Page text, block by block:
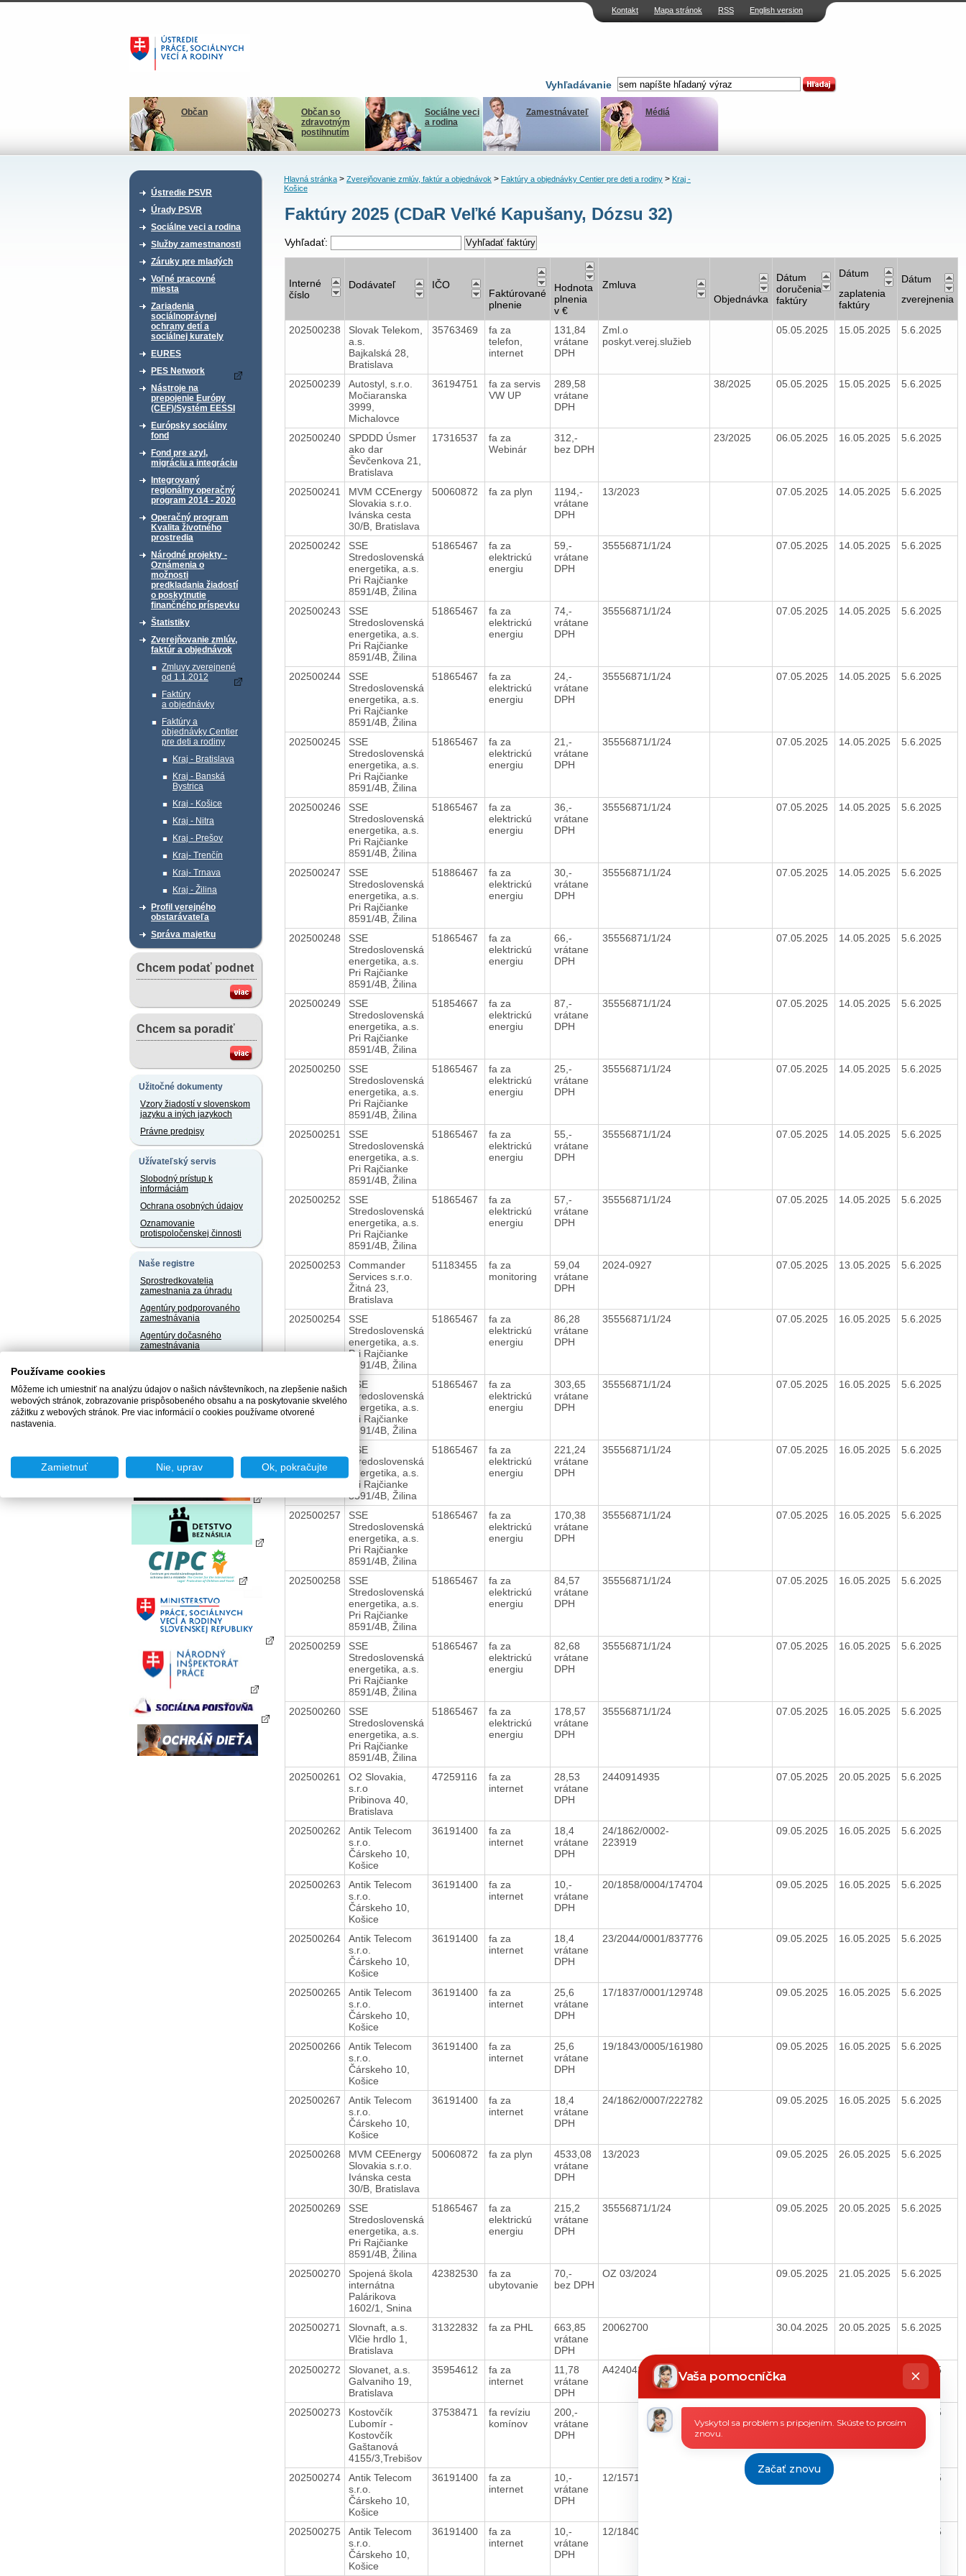
Kontakt Mapa stránok RSS English version
Vyhľadávanie
Občan
Občan so
zdravotným
postihnutím
Sociálne veci
a rodina
Zamestnávateľ Médiá
Ústredie PSVR
Úrady PSVR
Sociálne veci a rodina
Služby zamestnanosti
Záruky pre mladých
Voľné pracovné
miesta
Zariadenia
sociálnoprávnej
ochrany detí a
sociálnej kurately
EURES
PES Network
Nástroje na
prepojenie Európy
(CEF)/Systém EESSI
Európsky sociálny
fond
Fond pre azyl,
migráciu a integráciu
Integrovaný
regionálny operačný
program 2014 - 2020
Operačný program
Kvalita životného
prostredia
Národné projekty -
Oznámenia o
možnosti
predkladania žiadostí
o poskytnutie
finančného príspevku
Štatistiky
Zverejňovanie zmlúv,
faktúr a objednávok
Zmluvy zverejnené
od 1.1.2012
Faktúry
a objednávky
Faktúry a
objednávky Centier
pre deti a rodiny
Kraj - Bratislava
Kraj - Banská
Bystrica
Kraj - Košice
Kraj - Nitra
Kraj - Prešov
Kraj- Trenčín
Kraj- Trnava
Kraj - Žilina
Profil verejného
obstarávateľa
Správa majetku
Chcem podať podnet
Chcem sa poradiť
Užitočné dokumenty
Vzory žiadostí v slovenskom
jazyku a iných jazykoch
Právne predpisy
Užívateľský servis
Slobodný prístup k
informáciám
Ochrana osobných údajov
Oznamovanie
protispoločenskej činnosti
Naše registre
Sprostredkovatelia
zamestnania za úhradu
Agentúry podporovaného
zamestnávania
Agentúry dočasného
zamestnávania
chránené pracoviská
Hlavná stránka> Zverejňovanie zmlúv, faktúr a objednávok> Faktúry a objednávky Centier pre deti a rodiny> Kraj -
Košice
Faktúry 2025 (CDaR Veľké Kapušany, Dózsu 32)
Vyhľadať:
Interné
číslo
Dodávateľ IČO
Faktúrované
plnenie
Hodnota
plnenia
v €
Zmluva
Objednávka
Dátum
doručenia
faktúry
Dátum
zaplatenia
faktúry
Dátum
zverejnenia
202500238
Slovak Telekom,
a.s.
Bajkalská 28,
Bratislava
35763469
fa za
telefon,
internet
131,84
vrátane
DPH
Zml.o
poskyt.verej.služieb
05.05.2025 15.05.2025 5.6.2025
202500239
Autostyl, s.r.o.
Močiaranska
3999,
Michalovce
36194751
fa za servis
VW UP
289,58
vrátane
DPH
38/2025 05.05.2025 15.05.2025 5.6.2025
202500240
SPDDD Úsmer
ako dar
Ševčenkova 21,
Bratislava
17316537
fa za
Webinár
312,-
bez DPH
23/2025 06.05.2025 16.05.2025 5.6.2025
202500241
MVM CCEnergy
Slovakia s.r.o.
Ivánska cesta
30/B, Bratislava
50060872 fa za plyn
1194,-
vrátane
DPH
13/2023 07.05.2025 14.05.2025 5.6.2025
202500242
SSE
Stredoslovenská
energetika, a.s.
Pri Rajčianke
8591/4B, Žilina
51865467
fa za
elektrickú
energiu
59,-
vrátane
DPH
35556871/1/24 07.05.2025 14.05.2025 5.6.2025
202500243
SSE
Stredoslovenská
energetika, a.s.
Pri Rajčianke
8591/4B, Žilina
51865467
fa za
elektrickú
energiu
74,-
vrátane
DPH
35556871/1/24 07.05.2025 14.05.2025 5.6.2025
202500244
SSE
Stredoslovenská
energetika, a.s.
Pri Rajčianke
8591/4B, Žilina
51865467
fa za
elektrickú
energiu
24,-
vrátane
DPH
35556871/1/24 07.05.2025 14.05.2025 5.6.2025
202500245
SSE
Stredoslovenská
energetika, a.s.
Pri Rajčianke
8591/4B, Žilina
51865467
fa za
elektrickú
energiu
21,-
vrátane
DPH
35556871/1/24 07.05.2025 14.05.2025 5.6.2025
202500246
SSE
Stredoslovenská
energetika, a.s.
Pri Rajčianke
8591/4B, Žilina
51865467
fa za
elektrickú
energiu
36,-
vrátane
DPH
35556871/1/24 07.05.2025 14.05.2025 5.6.2025
202500247
SSE
Stredoslovenská
energetika, a.s.
Pri Rajčianke
8591/4B, Žilina
51886467
fa za
elektrickú
energiu
30,-
vrátane
DPH
35556871/1/24 07.05.2025 14.05.2025 5.6.2025
202500248
SSE
Stredoslovenská
energetika, a.s.
Pri Rajčianke
8591/4B, Žilina
51865467
fa za
elektrickú
energiu
66,-
vrátane
DPH
35556871/1/24 07.05.2025 14.05.2025 5.6.2025
202500249
SSE
Stredoslovenská
energetika, a.s.
Pri Rajčianke
8591/4B, Žilina
51854667
fa za
elektrickú
energiu
87,-
vrátane
DPH
35556871/1/24 07.05.2025 14.05.2025 5.6.2025
202500250
SSE
Stredoslovenská
energetika, a.s.
Pri Rajčianke
8591/4B, Žilina
51865467
fa za
elektrickú
energiu
25,-
vrátane
DPH
35556871/1/24 07.05.2025 14.05.2025 5.6.2025
202500251
SSE
Stredoslovenská
energetika, a.s.
Pri Rajčianke
8591/4B, Žilina
51865467
fa za
elektrickú
energiu
55,-
vrátane
DPH
35556871/1/24 07.05.2025 14.05.2025 5.6.2025
202500252
SSE
Stredoslovenská
energetika, a.s.
Pri Rajčianke
8591/4B, Žilina
51865467
fa za
elektrickú
energiu
57,-
vrátane
DPH
35556871/1/24 07.05.2025 14.05.2025 5.6.2025
202500253
Commander
Services s.r.o.
Žitná 23,
Bratislava
51183455
fa za
monitoring
59,04
vrátane
DPH
2024-0927 07.05.2025 13.05.2025 5.6.2025
202500254
SSE
Stredoslovenská
energetika, a.s.
Pri Rajčianke
8591/4B, Žilina
51865467
fa za
elektrickú
energiu
86,28
vrátane
DPH
35556871/1/24 07.05.2025 16.05.2025 5.6.2025
202500255
SSE
Stredoslovenská
energetika, a.s.
Pri Rajčianke
8591/4B, Žilina
51865467
fa za
elektrickú
energiu
303,65
vrátane
DPH
35556871/1/24 07.05.2025 16.05.2025 5.6.2025
SSE
Stredoslovenská
energetika, a.s.
Pri Rajčianke
8591/4B, Žilina
51865467
fa za
elektrickú
energiu
221,24
vrátane
DPH
35556871/1/24 07.05.2025 16.05.2025 5.6.2025
202500257
SSE
Stredoslovenská
energetika, a.s.
Pri Rajčianke
8591/4B, Žilina
51865467
fa za
elektrickú
energiu
170,38
vrátane
DPH
35556871/1/24 07.05.2025 16.05.2025 5.6.2025
202500258
SSE
Stredoslovenská
energetika, a.s.
Pri Rajčianke
8591/4B, Žilina
51865467
fa za
elektrickú
energiu
84,57
vrátane
DPH
35556871/1/24 07.05.2025 16.05.2025 5.6.2025
202500259
SSE
Stredoslovenská
energetika, a.s.
Pri Rajčianke
8591/4B, Žilina
51865467
fa za
elektrickú
energiu
82,68
vrátane
DPH
35556871/1/24 07.05.2025 16.05.2025 5.6.2025
202500260
SSE
Stredoslovenská
energetika, a.s.
Pri Rajčianke
8591/4B, Žilina
51865467
fa za
elektrickú
energiu
178,57
vrátane
DPH
35556871/1/24 07.05.2025 16.05.2025 5.6.2025
202500261
O2 Slovakia,
s.r.o
Pribinova 40,
Bratislava
47259116
fa za
internet
28,53
vrátane
DPH
2440914935 07.05.2025 20.05.2025 5.6.2025
202500262
Antik Telecom
s.r.o.
Čárskeho 10,
Košice
36191400
fa za
internet
18,4
vrátane
DPH
24/1862/0002-
223919
09.05.2025 16.05.2025 5.6.2025
202500263
Antik Telecom
s.r.o.
Čárskeho 10,
Košice
36191400
fa za
internet
10,-
vrátane
DPH
20/1858/0004/174704 09.05.2025 16.05.2025 5.6.2025
202500264
Antik Telecom
s.r.o.
Čárskeho 10,
Košice
36191400
fa za
internet
18,4
vrátane
DPH
23/2044/0001/837776 09.05.2025 16.05.2025 5.6.2025
202500265
Antik Telecom
s.r.o.
Čárskeho 10,
Košice
36191400
fa za
internet
25,6
vrátane
DPH
17/1837/0001/129748 09.05.2025 16.05.2025 5.6.2025
202500266
Antik Telecom
s.r.o.
Čárskeho 10,
Košice
36191400
fa za
internet
25,6
vrátane
DPH
19/1843/0005/161980 09.05.2025 16.05.2025 5.6.2025
202500267
Antik Telecom
s.r.o.
Čárskeho 10,
Košice
36191400
fa za
internet
18,4
vrátane
DPH
24/1862/0007/222782 09.05.2025 16.05.2025 5.6.2025
202500268
MVM CEEnergy
Slovakia s.r.o.
Ivánska cesta
30/B, Bratislava
50060872 fa za plyn
4533,08
vrátane
DPH
13/2023 09.05.2025 26.05.2025 5.6.2025
202500269
SSE
Stredoslovenská
energetika, a.s.
Pri Rajčianke
8591/4B, Žilina
51865467
fa za
elektrickú
energiu
215,2
vrátane
DPH
35556871/1/24 09.05.2025 20.05.2025 5.6.2025
202500270
Spojená škola
internátna
Palárikova
1602/1, Snina
42382530
fa za
ubytovanie
70,-
bez DPH
OZ 03/2024 09.05.2025 21.05.2025 5.6.2025
202500271
Slovnaft, a.s.
Vlčie hrdlo 1,
Bratislava
31322832 fa za PHL
663,85
vrátane
DPH
20062700 30.04.2025 20.05.2025 5.6.2025
202500272
Slovanet, a.s.
Galvaniho 19,
Bratislava
35954612
fa za
internet
11,78
vrátane
DPH
A424042400004 5.6.2025
202500273
Kostovčík
Ľubomír -
Kostovčík
Gaštanová
4155/3,Trebišov
37538471
fa revíziu
komínov
200,-
vrátane
DPH
5.6.2025
202500274
Antik Telecom
s.r.o.
Čárskeho 10,
Košice
36191400
fa za
internet
10,-
vrátane
DPH
12/1571/0021/83716 14.05.2025 5.6.2025
202500275
Antik Telecom
s.r.o.
Čárskeho 10,
Košice
36191400
fa za
internet
10,-
vrátane
DPH
12/1840/0009/83746 5.6.2025
Vaša pomocníčka
Chatbot
píše
Vyskytol sa problém s pripojením. Skúste to prosím
znovu.
Začať znovu
Používame cookies
Môžeme ich umiestniť na analýzu údajov o našich návštevníkoch, na zlepšenie našich
webových stránok, zobrazovanie prispôsobeného obsahu a na poskytovanie skvelého
zážitku z webových stránok. Pre viac informácií o cookies používame otvorené
nastavenia.
Zamietnuť Nie, uprav Ok, pokračujte